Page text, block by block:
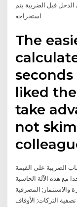
قبل الضريبة يتم
استخراجه
The
seconds
liked
take
not
الضريبة على القيمة
مع هذه الآلة الحاسبة
والاستثمار; المصرفية
التركات; الأوقاف